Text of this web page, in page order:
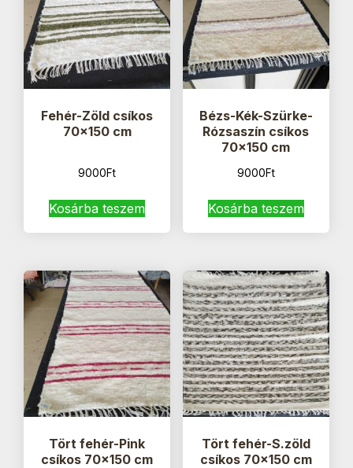
Fehér-Zöld csíkos
70×150 cm
9000Ft
Kosárba teszem
Bézs-Kék-Szürke-
Rózsaszín csíkos
70×150 cm
9000Ft
Kosárba teszem
Tört fehér-Pink
csíkos 70×150 cm
Tört fehér-S.zöld
csíkos 70×150 cm